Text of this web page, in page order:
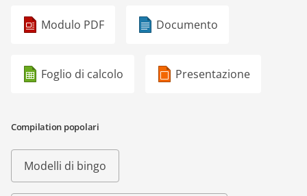
Modulo PDF Documento
Foglio di calcolo Presentazione
Compilation popolari
Modelli di bingo